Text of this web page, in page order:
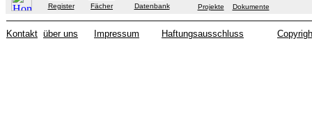
Register
Fächer Datenbank
Projekte
Dokumente
Kontakt über uns Impressum Haftungsausschluss